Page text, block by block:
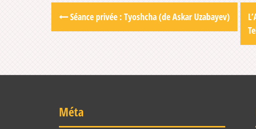
Post
navigation
Séance privée : Tyoshcha (de Askar Uzabayev)
Méta